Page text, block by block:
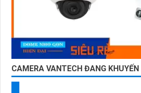
CAMERA VANTECH ĐANG